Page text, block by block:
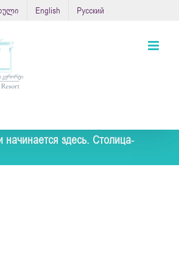
English Русский
начинается здесь. Cтолица-